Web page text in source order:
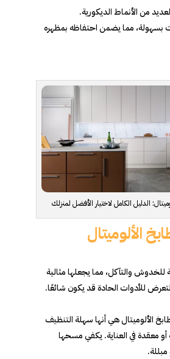
من الأنماط الديكورية.
بسهولة، مما يضمن احتفاظه بمظهره
الدليل الكامل لاختيار الأفضل لمنزلك
الألوميتال
للخدوش والتآكل، مما يجعلها مثالية
للأدوات الحادة قد يكون شائعًا.
الألوميتال هي أنها سهلة التنظيف
معقدة في العناية. يكفي مسحها